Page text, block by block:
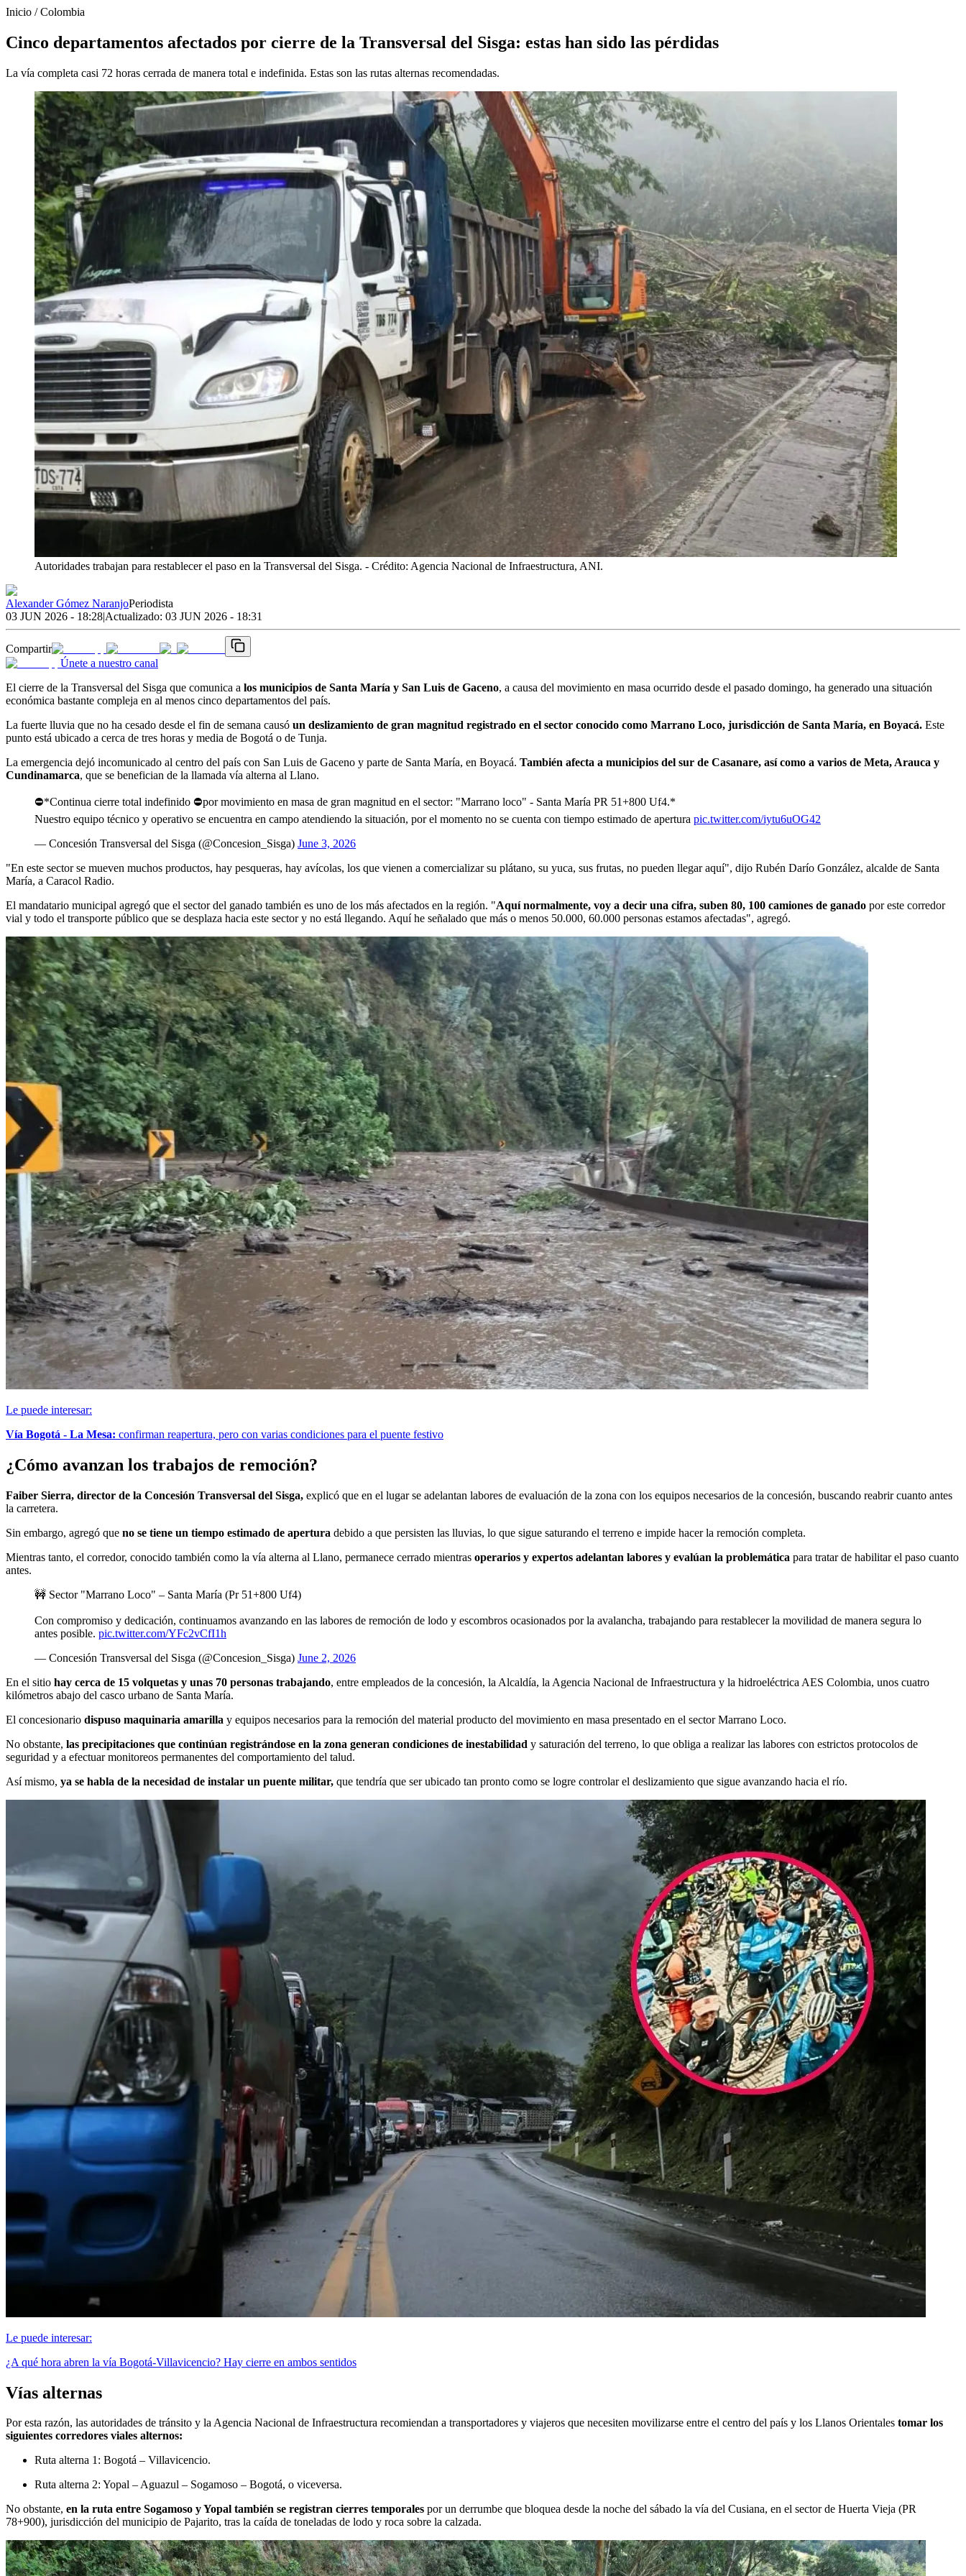
Inicio /Colombia
Cinco departamentos afectados por cierre de la Transversal del Sisga: estas han sido las pérdidas
La vía completa casi 72 horas cerrada de manera total e indefinida. Estas son las rutas alternas recomendadas.
Autoridades trabajan para restablecer el paso en la Transversal del Sisga. - Crédito: Agencia Nacional de Infraestructura, ANI.
Alexander Gómez NaranjoPeriodista
03 JUN 2026 - 18:28|Actualizado: 03 JUN 2026 - 18:31
Compartir
Únete a nuestro canal
El cierre de la Transversal del Sisga que comunica a los municipios de Santa María y San Luis de Gaceno, a causa del movimiento en masa ocurrido desde el pasado domingo, ha generado una situación
económica bastante compleja en al menos cinco departamentos del país.
La fuerte lluvia que no ha cesado desde el fin de semana causó un deslizamiento de gran magnitud registrado en el sector conocido como Marrano Loco, jurisdicción de Santa María, en Boyacá. Este
punto está ubicado a cerca de tres horas y media de Bogotá o de Tunja.
La emergencia dejó incomunicado al centro del país con San Luis de Gaceno y parte de Santa María, en Boyacá. También afecta a municipios del sur de Casanare, así como a varios de Meta, Arauca y
Cundinamarca, que se benefician de la llamada vía alterna al Llano.
⛔*Continua cierre total indefinido ⛔por movimiento en masa de gran magnitud en el sector: "Marrano loco" - Santa María PR 51+800 Uf4.*
Nuestro equipo técnico y operativo se encuentra en campo atendiendo la situación, por el momento no se cuenta con tiempo estimado de apertura pic.twitter.com/iytu6uOG42
— Concesión Transversal del Sisga (@Concesion_Sisga) June 3, 2026
"En este sector se mueven muchos productos, hay pesqueras, hay avícolas, los que vienen a comercializar su plátano, su yuca, sus frutas, no pueden llegar aquí", dijo Rubén Darío González, alcalde de Santa
María, a Caracol Radio.
El mandatario municipal agregó que el sector del ganado también es uno de los más afectados en la región. "Aquí normalmente, voy a decir una cifra, suben 80, 100 camiones de ganado por este corredor
vial y todo el transporte público que se desplaza hacia este sector y no está llegando. Aquí he señalado que más o menos 50.000, 60.000 personas estamos afectadas", agregó.
Le puede interesar:
Vía Bogotá - La Mesa: confirman reapertura, pero con varias condiciones para el puente festivo
¿Cómo avanzan los trabajos de remoción?
Faiber Sierra, director de la Concesión Transversal del Sisga, explicó que en el lugar se adelantan labores de evaluación de la zona con los equipos necesarios de la concesión, buscando reabrir cuanto antes
la carretera.
Sin embargo, agregó que no se tiene un tiempo estimado de apertura debido a que persisten las lluvias, lo que sigue saturando el terreno e impide hacer la remoción completa.
Mientras tanto, el corredor, conocido también como la vía alterna al Llano, permanece cerrado mientras operarios y expertos adelantan labores y evalúan la problemática para tratar de habilitar el paso cuanto
antes.
🚧 Sector "Marrano Loco" – Santa María (Pr 51+800 Uf4)
Con compromiso y dedicación, continuamos avanzando en las labores de remoción de lodo y escombros ocasionados por la avalancha, trabajando para restablecer la movilidad de manera segura lo
antes posible. pic.twitter.com/YFc2vCfI1h
— Concesión Transversal del Sisga (@Concesion_Sisga) June 2, 2026
En el sitio hay cerca de 15 volquetas y unas 70 personas trabajando, entre empleados de la concesión, la Alcaldía, la Agencia Nacional de Infraestructura y la hidroeléctrica AES Colombia, unos cuatro
kilómetros abajo del casco urbano de Santa María.
El concesionario dispuso maquinaria amarilla y equipos necesarios para la remoción del material producto del movimiento en masa presentado en el sector Marrano Loco.
No obstante, las precipitaciones que continúan registrándose en la zona generan condiciones de inestabilidad y saturación del terreno, lo que obliga a realizar las labores con estrictos protocolos de
seguridad y a efectuar monitoreos permanentes del comportamiento del talud.
Así mismo, ya se habla de la necesidad de instalar un puente militar, que tendría que ser ubicado tan pronto como se logre controlar el deslizamiento que sigue avanzando hacia el río.
Le puede interesar:
¿A qué hora abren la vía Bogotá-Villavicencio? Hay cierre en ambos sentidos
Vías alternas
Por esta razón, las autoridades de tránsito y la Agencia Nacional de Infraestructura recomiendan a transportadores y viajeros que necesiten movilizarse entre el centro del país y los Llanos Orientales tomar los
siguientes corredores viales alternos:
Ruta alterna 1: Bogotá – Villavicencio.
Ruta alterna 2: Yopal – Aguazul – Sogamoso – Bogotá, o viceversa.
No obstante, en la ruta entre Sogamoso y Yopal también se registran cierres temporales por un derrumbe que bloquea desde la noche del sábado la vía del Cusiana, en el sector de Huerta Vieja (PR
78+900), jurisdicción del municipio de Pajarito, tras la caída de toneladas de lodo y roca sobre la calzada.